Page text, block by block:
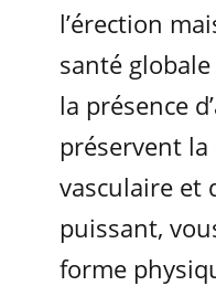
l’érection
santé globale
la présence
préservent
vasculaire et
puissant,
forme